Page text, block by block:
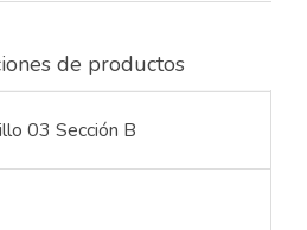
de productos
03 Sección B